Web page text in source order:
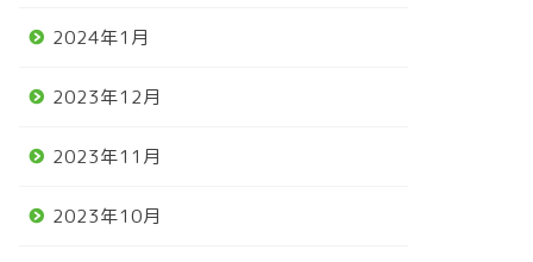
2024年1月
2023年12月
2023年11月
2023年10月